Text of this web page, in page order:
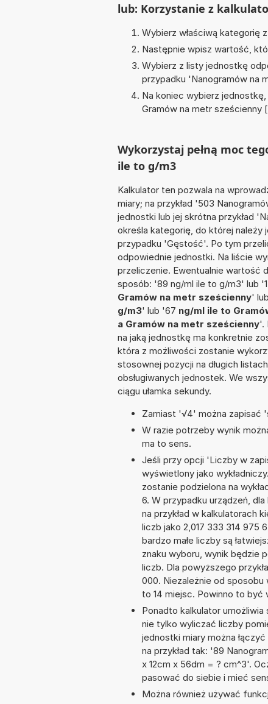
lub: Korzystanie z
Wybierz właściwą kategorię
Następnie wpisz wartość,
Wybierz z listy jednostkę
przypadku 'Nanogramów na
Na koniec wybierz
Gramów na metr sześcienny
Wykorzystaj pełną moc
ile to g/m3
Kalkulator ten pozwala na
miary; na przykład '503
jednostki lub jej skrótna przykład
określa kategorię, do której należy
przypadku 'Gęstość'. Po tym
odpowiednie jednostki. Na liście
przeliczenie. Ewentualnie wartość
sposób: '89 ng/ml ile to g/m3' lub
Gramów na metr sześcienny'
g/m3' lub '67 ng/ml ile to
a Gramów na metr sześcienny'.
na jaką jednostkę ma konkretnie
która z możliwości zostanie
stosownej pozycji na długich
obsługiwanych jednostek. We
ciągu ułamka sekundy.
Zamiast '√4' można zapisać
W razie potrzeby wynik
ma to sens.
Jeśli przy opcji 'Liczby w
wyświetlony jako
zostanie podzielona na
6. W przypadku urządzeń,
na przykład w kalkulatorach
liczb jako 2,017 333 314 975
bardzo małe liczby są
znaku wyboru, wynik będzie
liczb. Dla powyższego
000. Niezależnie od sposobu
to 14 miejsc. Powinno to
Ponadto kalkulator
nie tylko wyliczać liczby
jednostki miary można
na przykład tak: '89
x 12cm x 56dm = ? cm^3'.
pasować do siebie i mieć
Można również używać